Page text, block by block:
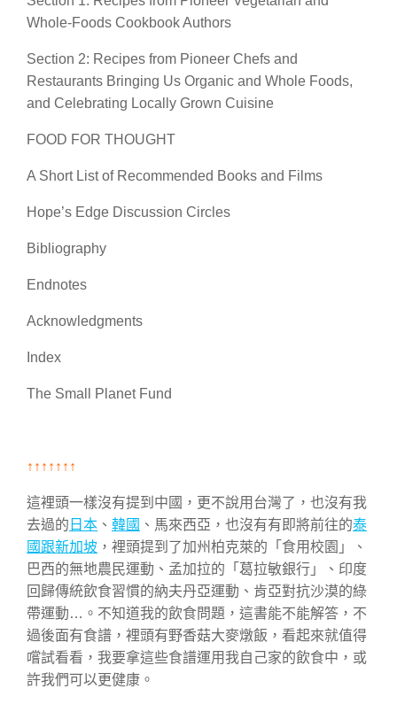
Whole-Foods Cookbook Authors
Section 2: Recipes from Pioneer Chefs and
Restaurants Bringing Us Organic and Whole Foods,
and Celebrating Locally Grown Cuisine
FOOD FOR THOUGHT
A Short List of Recommended Books and Films
Hope’s Edge Discussion Circles
Bibliography
Endnotes
Acknowledgments
Index
The Small Planet Fund
↑↑↑↑↑↑↑
這裡頭一樣沒有提到中國，更不說用台灣了，也沒有我
去過的 日本 、 韓國 、馬來西亞，也沒有有即將前往的泰
國跟新加坡 ，裡頭提到了加州柏克萊的「食用校園」、
巴西的無地農民運動、孟加拉的「葛拉敏銀行」、印度
回歸傳統飲食習慣的納夫丹亞運動、肯亞對抗沙漠的綠
帶運動…。不知道我的飲食問題，這書能不能解答，不
過後面有食譜，裡頭有野香菇大麥燉飯，看起來就值得
嚐試看看，我要拿這些食譜運用我自己家的飲食中，或
許我們可以更健康。